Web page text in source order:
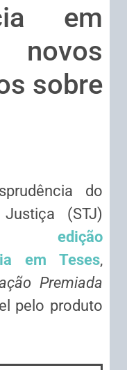
em
novos
sobre
do
(STJ)
a edição
em Teses,
Premiada
pelo produto